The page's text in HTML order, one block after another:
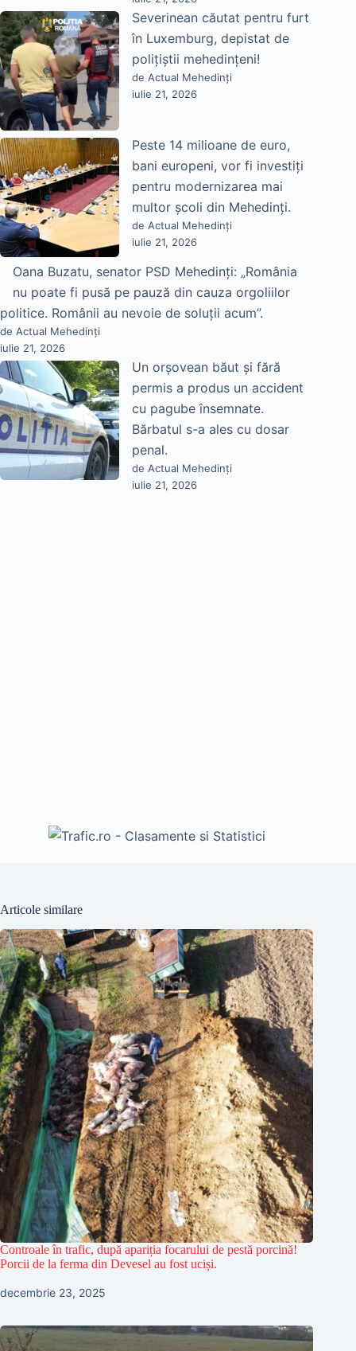
Severinean căutat pentru furt
în Luxemburg, depistat de
polițiștii mehedințeni!
de Actual Mehedinți
iulie 21, 2026
Peste 14 milioane de euro,
bani europeni, vor fi investiți
pentru modernizarea mai
multor școli din Mehedinți.
de Actual Mehedinți
iulie 21, 2026
Oana Buzatu, senator PSD Mehedinți: „România
nu poate fi pusă pe pauză din cauza orgoliilor
politice. Românii au nevoie de soluții acum”.
de Actual Mehedinți
iulie 21, 2026
Un orșovean băut și fără
permis a produs un accident
cu pagube însemnate.
Bărbatul s-a ales cu dosar
penal.
de Actual Mehedinți
iulie 21, 2026
Articole similare
Controale în trafic, după apariția focarului de pestă porcină!
Porcii de la ferma din Devesel au fost uciși.
decembrie 23, 2025